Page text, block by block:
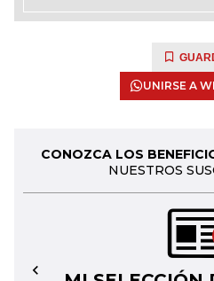
UNIRSE A
CONOZCA LOS
NUESTROS
←